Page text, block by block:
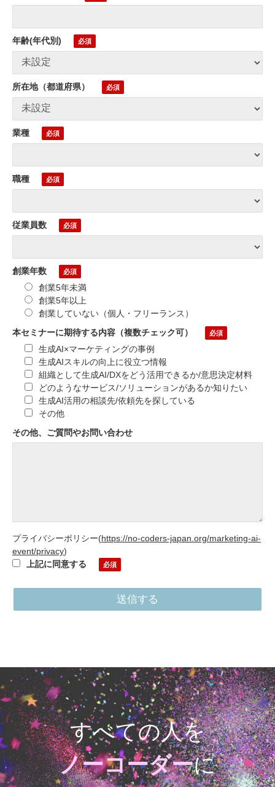
年齢(年代別)
所在地（都道府県）
業種
職種
従業員数
創業年数
創業5年未満
創業5年以上
創業していない（個人・フリーランス）
本セミナーに期待する内容（複数チェック可）
生成AI×マーケティングの事例
生成AIスキルの向上に役立つ情報
組織として生成AI/DXをどう活用できるか/意思決定材料
どのようなサービス/ソリューションがあるか知りたい
生成AI活用の相談先/依頼先を探している
その他
その他、ご質問やお問い合わせ
プライバシーポリシー(https://no-coders-japan.org/marketing-ai-
event/privacy)
上記に同意する
すべての人を
ノーコーダーに